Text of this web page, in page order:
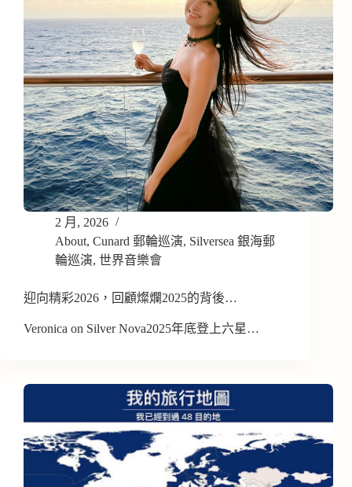
2 月, 2026
About, Cunard 郵輪巡演, Silversea 銀海郵
輪巡演, 世界音樂會
迎向精彩2026，回顧燦爛2025的背後…
Veronica on Silver Nova2025年底登上六星…